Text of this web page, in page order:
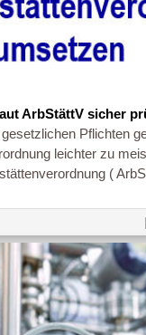
ArbStättV sicher
Pflichten
leichter zu
(